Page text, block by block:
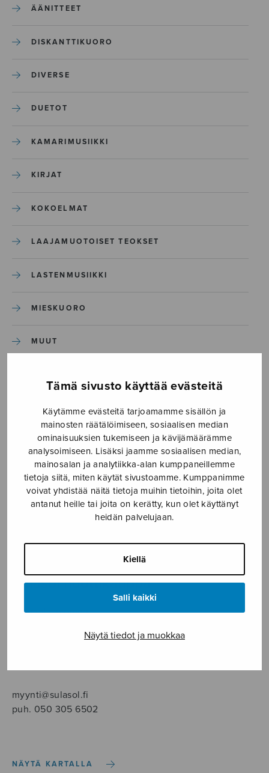
Tämä sivusto käyttää evästeitä
Käytämme evästeitä tarjoamamme sisällön ja
mainosten räätälöimiseen, sosiaalisen median
ominaisuuksien tukemiseen ja kävijämäärämme
analysoimiseen. Lisäksi jaamme sosiaalisen median,
mainosalan ja analytiikka-alan kumppaneillemme
tietoja siitä, miten käytät sivustoamme. Kumppanimme
voivat yhdistää näitä tietoja muihin tietoihin, joita olet
antanut heille tai joita on kerätty, kun olet käyttänyt
heidän palvelujaan.
Kiellä
Salli kaikki
Näytä tiedot ja muokkaa
ÄÄNITTEET
DISKANTTIKUORO
DIVERSE
DUETOT
KAMARIMUSIIKKI
KIRJAT
KOKOELMAT
LAAJAMUOTOISET TEOKSET
LASTENMUSIIKKI
MIESKUORO
MUUT
SEKAKUORO
SOITINKOULUT JA OPPAAT
SOITINMUSIIKKI
YKSINLAULU
YLEINEN
Sulasol nuottikauppa
Myymälä avoinna
00180 Helsinki
myynti@sulasol.fi
puh. 050 305 6502
NÄYTÄ KARTALLA